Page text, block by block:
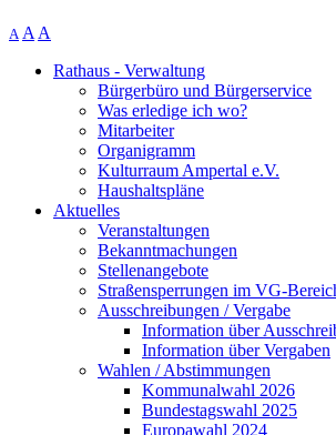
A A A
Rathaus - Verwaltung
Bürgerbüro und Bürgerservice
Was erledige ich wo?
Mitarbeiter
Organigramm
Kulturraum Ampertal e.V.
Haushaltspläne
Aktuelles
Veranstaltungen
Bekanntmachungen
Stellenangebote
Straßensperrungen im VG-
Ausschreibungen / Vergabe
Information über
Information über Vergaben
Wahlen / Abstimmungen
Kommunalwahl 2026
Bundestagswahl 2025
Europawahl 2024